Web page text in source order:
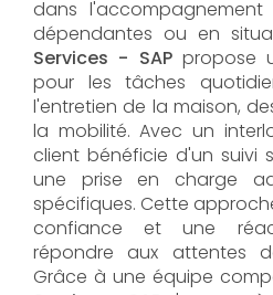
dans
dépendantes ou en
Services - SAP propose
pour les tâches
l'entretien de la maison,
la mobilité. Avec un
client bénéficie d'un suivi
une prise en charge
spécifiques. Cette
confiance et une
répondre aux attentes
Grâce à une équipe